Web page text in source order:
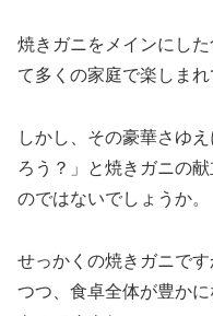
焼きガニをメインにし
て多くの家庭で楽しまれ
しかし、その豪華さゆ
ろう？」と焼きガニの
のではないでしょうか。
せっかくの焼きガニで
つつ、食卓全体が豊か